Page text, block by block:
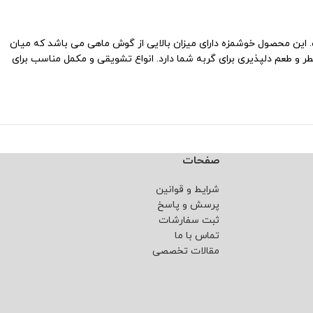
محصول خوشمزه دارای میزان بالایی از گوش ماهی می باشد که میان
طعم دلپذیری برای گربه شما دارد. انواع تشویقی و مکمل مناسب برای
صفحات
شرایط و قوانین
پرسش و پاسخ
ثبت سفارشات
تماس با ما
مقالات تخصصی